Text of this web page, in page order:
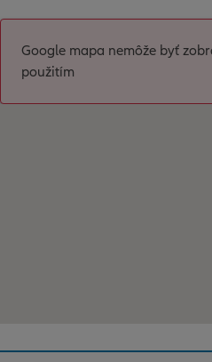
Google mapa nemôže byť
použitím